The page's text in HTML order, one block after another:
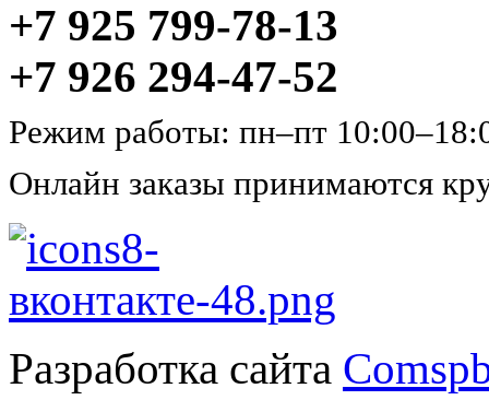
+7 925 799-78-13
+7 926 294-47-52
Режим работы: пн–пт
Онлайн заказы принимаются
Разработка сайта